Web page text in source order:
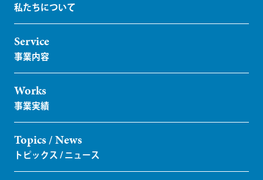
Service
Works
Topics / News